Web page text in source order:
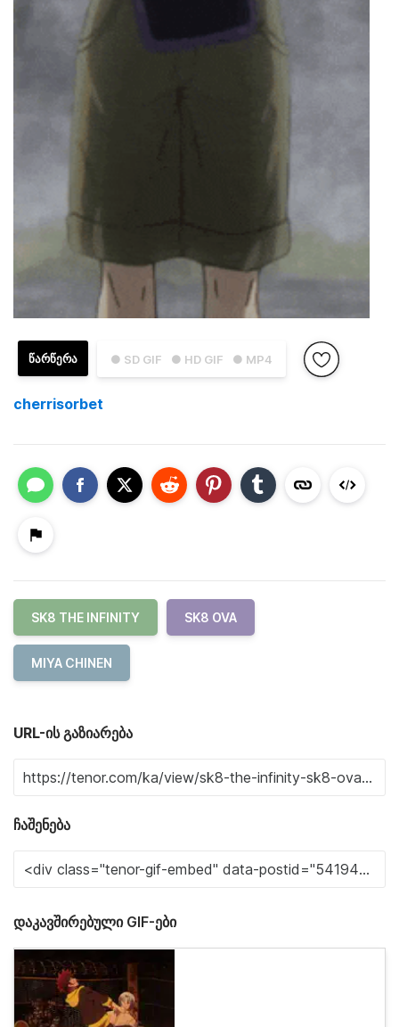
● SD GIF ● HD GIF ● MP4
ᲬᲐᲠᲬᲔᲠᲐ
cherrisorbet
SK8 THE INFINITY SK8 OVA
MIYA CHINEN
URL-ის გაზიარება
ჩაშენება
დაკავშირებული GIF-ები